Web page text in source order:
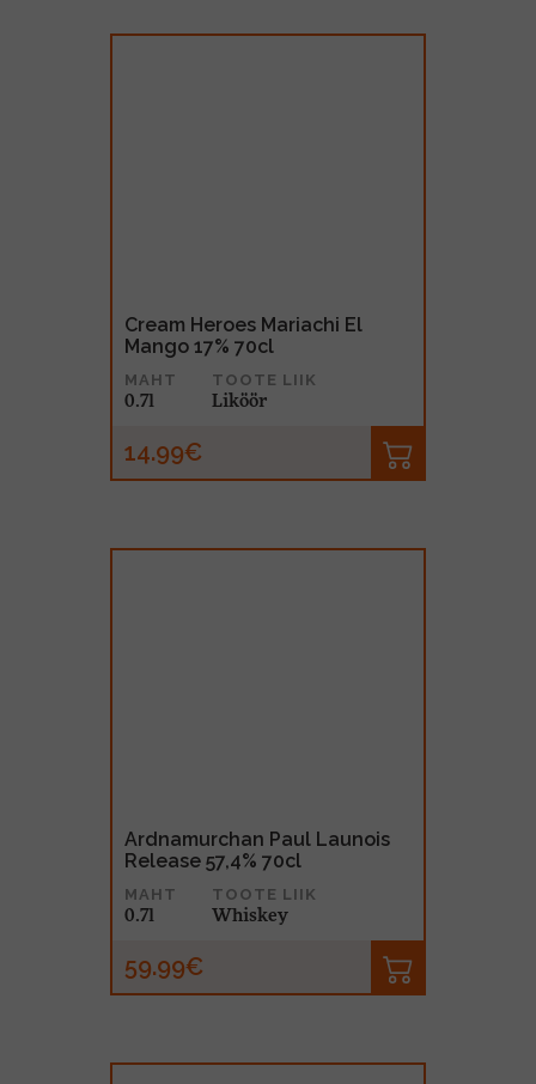
Cream Heroes Mariachi El
Mango 17% 70cl
MAHT
0.7l
TOOTE LIIK
Liköör
14.99€
Ardnamurchan Paul Launois
Release 57,4% 70cl
MAHT
0.7l
TOOTE LIIK
Whiskey
59.99€